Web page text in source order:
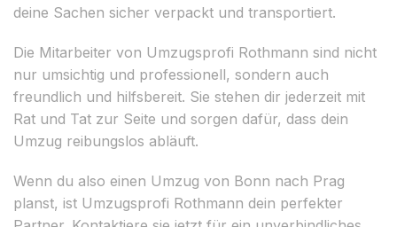
deine Sachen sicher verpackt und transportiert.
Die Mitarbeiter von Umzugsprofi Rothmann sind nicht
nur umsichtig und professionell, sondern auch
freundlich und hilfsbereit. Sie stehen dir jederzeit mit
Rat und Tat zur Seite und sorgen dafür, dass dein
Umzug reibungslos abläuft.
Wenn du also einen Umzug von Bonn nach Prag
planst, ist Umzugsprofi Rothmann dein perfekter